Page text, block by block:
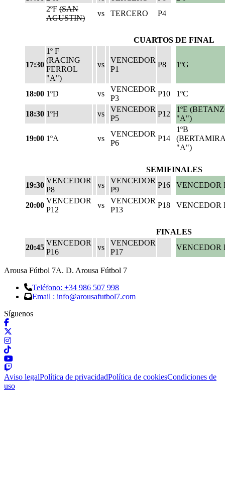
2ºF (SAN
AGUSTIN)
vs TERCERO P4
CUARTOS DE FINAL
17:30
1º F
(RACING
FERROL
"A")
vs
VENCEDOR
P1
P8 1ºG
18:00 1ºD vs
VENCEDOR
P3
P10 1ºC
18:30 1ºH vs
VENCEDOR
P5
P12
1ºE
"A")
19:00 1ºA vs
VENCEDOR
P6
P14
1ºB
"A")
SEMIFINALES
19:30
VENCEDOR
P8
vs
VENCEDOR
P9
P16 VENCEDOR
20:00
VENCEDOR
P12
vs
VENCEDOR
P13
P18 VENCEDOR
FINALES
20:45
VENCEDOR
P16
vs
VENCEDOR
P17
VENCEDOR
Arousa Fútbol 7A. D. Arousa Fútbol 7
Teléfono: +34 986 507 998
Email : info@arousafutbol7.com
Síguenos
Aviso legalPolítica de privacidadPolítica de cookiesCondiciones de
uso